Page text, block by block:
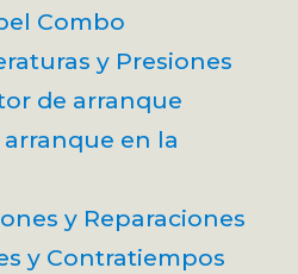
Combo
y Presiones
de arranque
en la
y Reparaciones
y Contratiempos